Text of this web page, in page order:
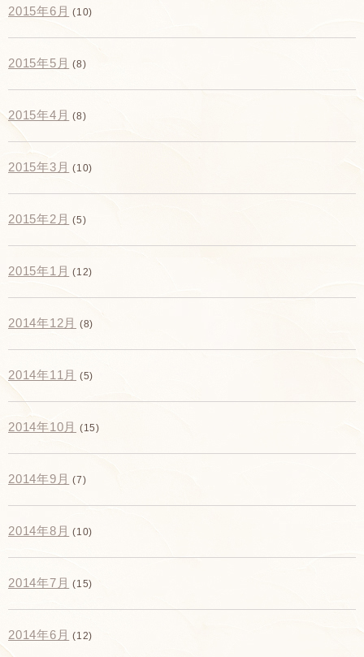
2015年6月 (10)
2015年5月 (8)
2015年4月 (8)
2015年3月 (10)
2015年2月 (5)
2015年1月 (12)
2014年12月 (8)
2014年11月 (5)
2014年10月 (15)
2014年9月 (7)
2014年8月 (10)
2014年7月 (15)
2014年6月 (12)